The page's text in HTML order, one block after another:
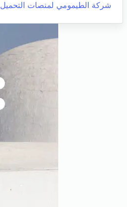
شركة الطيمومي لمنصات التحميل